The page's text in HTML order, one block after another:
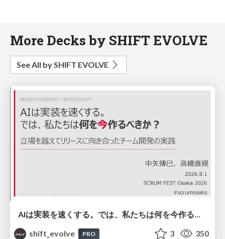
More Decks by SHIFT EVOLVE
See All by SHIFT EVOLVE
AIは実装を速くする。では、私たちは何を今作るべきか？－立場を越えてリリースに向き合ったチーム開発の実践 / 20260801 Hiromi Nakaya and Naoki Takahashi
shift_evolve
PRO 3 350